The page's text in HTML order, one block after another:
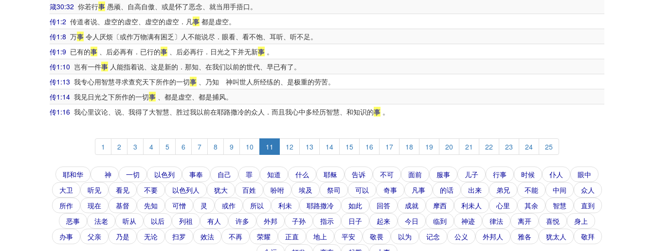
箴30:32 你若行事 愚顽、自高自傲、或是怀了恶念、就当用手捂口。
传1:2 传道者说、虚空的虚空、虚空的虚空．凡事 都是虚空。
传1:8 万事 令人厌烦〔或作万物满有困乏〕人不能说尽．眼看、看不饱、耳听、听不足。
传1:9 已有的事 、后必再有．已行的事 、后必再行．日光之下并无新事 。
传1:10 岂有一件事 人能指着说、这是新的．那知、在我们以前的世代、早已有了。
传1:13 我专心用智慧寻求查究天下所作的一切事 、乃知 神叫世人所经练的、是极重的劳苦。
传1:14 我见日光之下所作的一切事 、都是虚空、都是捕风。
传1:16 我心里议论、说、我得了大智慧、胜过我以前在耶路撒冷的众人．而且我心中多经历智慧、和知识的事 。
1 2 3 4 5 6 7 8 9 10 11 12 13 14 15 16 17 18 19 20 21 22 23 24 25
耶和华 神 一切 以色列 事奉 自己 罪 知道 什么 耶稣 告诉 不可 面前 服事 儿子 行事 时候 仆人
眼中
大卫
听见 看见 不要 以色列人 犹大 百姓 吩咐 埃及 祭司 可以 奇事 凡事 的话 出来 弟兄 不能 中间
众人
所作
现在 基督 先知 可憎 灵 或作 所以 利未 耶路撒冷 如此 回答 成就 摩西 利未人 心里 其余 智慧
直到
恶事
法老 听从 以后 列祖 有人 许多 外邦 子孙 指示 日子 起来 今日 临到 神迹 律法 离开 喜悦
身上
办事
父亲 乃是 无论 扫罗 效法 不再 荣耀 正直 地上 平安 敬畏 以为 记念 公义 外邦人 雅各 犹太人
敬拜